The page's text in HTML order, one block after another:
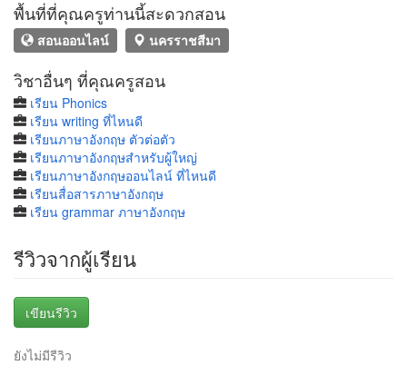
พื้นที่ที่คุณครูท่านนี้สะดวกสอน
สอนออนไลน์ นครราชสีมา
วิชาอื่นๆ ที่คุณครูสอน
เรียน Phonics
เรียน writing ที่ไหนดี
เรียนภาษาอังกฤษ ตัวต่อตัว
เรียนภาษาอังกฤษสำหรับผู้ใหญ่
เรียนภาษาอังกฤษออนไลน์ ที่ไหนดี
เรียนสื่อสารภาษาอังกฤษ
เรียน grammar ภาษาอังกฤษ
รีวิวจากผู้เรียน
เขียนรีวิว
ยังไม่มีรีวิว